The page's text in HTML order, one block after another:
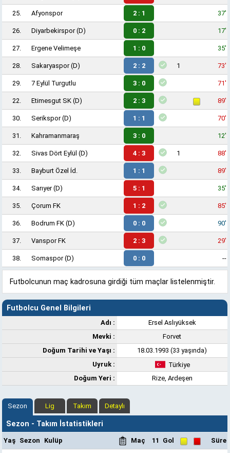
25. Afyonspor 2 : 1 37'
26. Diyarbekirspor(D) 0 : 2 17'
27. Ergene Velimeşe 1 : 0 35'
28. Sakaryaspor(D) 2 : 2 1 73'
29. 7 Eylül Turgutlu 3 : 0 71'
22. Etimesgut SK (D) 2 : 3 89'
30. Serikspor(D) 1 : 1 70'
31. Kahramanmaraş 3 : 0 12'
32. Sivas Dört Eylül (D) 4 : 3 1 88'
33. Bayburt Özel İd. 1 : 1 89'
34. Sarıyer(D) 5 : 1 35'
35. Çorum FK 1 : 2 85'
36. Bodrum FK (D) 0 : 0 90'
37. Vanspor FK 2 : 3 29'
38. Somaspor(D) 0 : 0 --
Futbolcunun maç kadrosuna girdiği tüm maçlar listelenmiştir.
Futbolcu Genel Bilgileri
Adı :
Ersel Aslıyüksek
Mevki :
Forvet
Doğum Tarihi ve Yaşı :
18.03.1993 (33 yaşında)
Uyruk :
Türkiye
Doğum Yeri :
Rize, Ardeşen
Sezon Lig Takım Detaylı
Sezon - Takım İstatistikleri
Yaş Sezon Kulüp Maç 11 Gol
Süre